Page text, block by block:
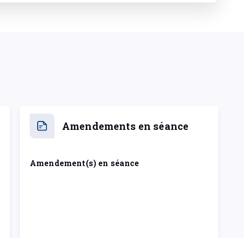
Amendements en séance
Amendement(s) en séance